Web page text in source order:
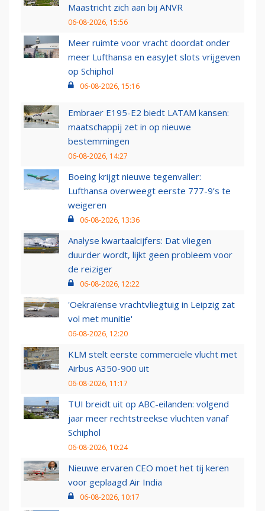
Maastricht zich aan bij ANVR
06-08-2026, 15:56
Meer ruimte voor vracht doordat onder
meer Lufthansa en easyJet slots vrijgeven
op Schiphol
06-08-2026, 15:16
Embraer E195-E2 biedt LATAM kansen:
maatschappij zet in op nieuwe
bestemmingen
06-08-2026, 14:27
Boeing krijgt nieuwe tegenvaller:
Lufthansa overweegt eerste 777-9’s te
weigeren
06-08-2026, 13:36
Analyse kwartaalcijfers: Dat vliegen
duurder wordt, lijkt geen probleem voor
de reiziger
06-08-2026, 12:22
'Oekraïense vrachtvliegtuig in Leipzig zat
vol met munitie'
06-08-2026, 12:20
KLM stelt eerste commerciële vlucht met
Airbus A350-900 uit
06-08-2026, 11:17
TUI breidt uit op ABC-eilanden: volgend
jaar meer rechtstreekse vluchten vanaf
Schiphol
06-08-2026, 10:24
Nieuwe ervaren CEO moet het tij keren
voor geplaagd Air India
06-08-2026, 10:17